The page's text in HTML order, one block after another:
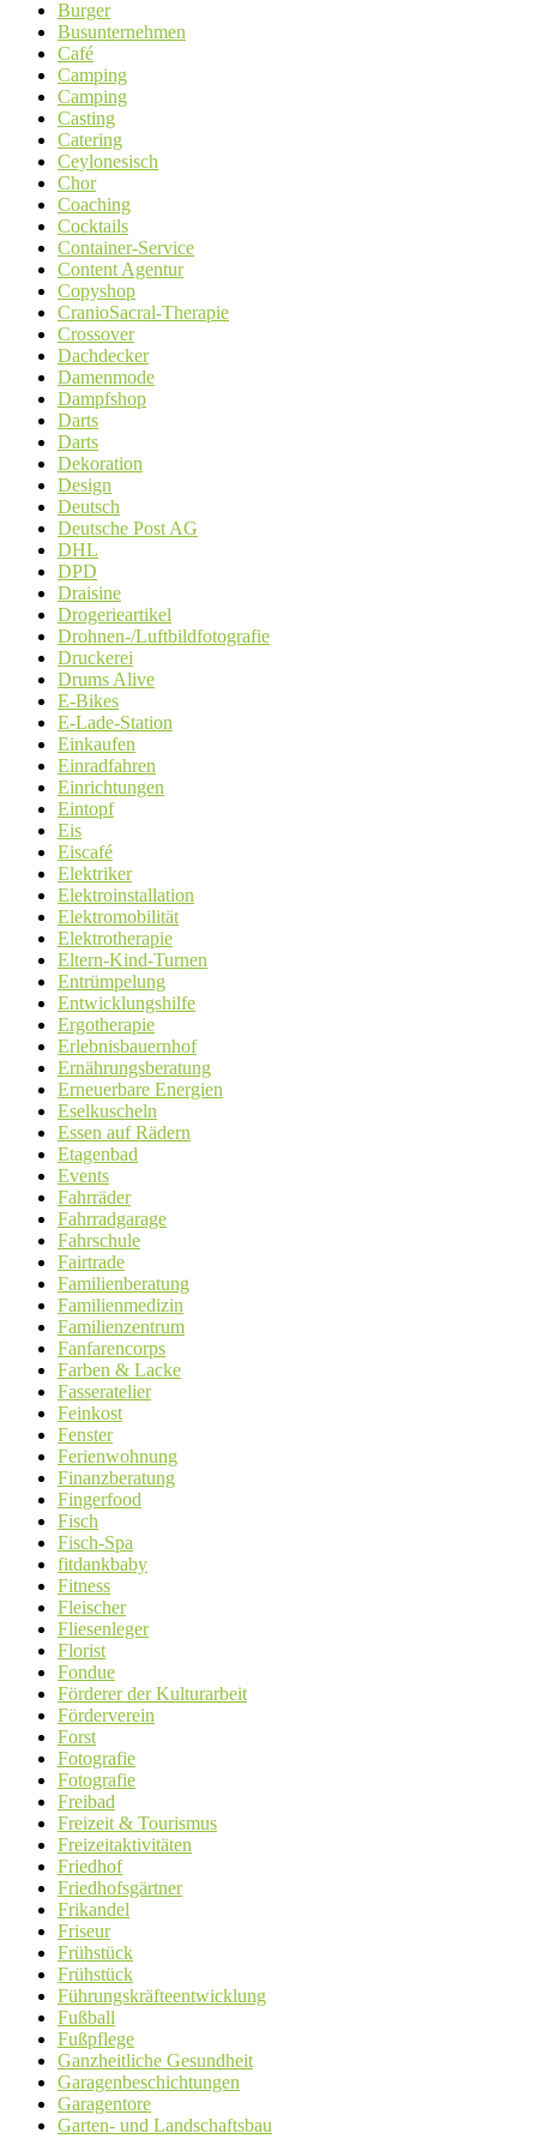
Burger
Busunternehmen
Café
Camping
Camping
Casting
Catering
Ceylonesisch
Chor
Coaching
Cocktails
Container-Service
Content Agentur
Copyshop
CranioSacral-Therapie
Crossover
Dachdecker
Damenmode
Dampfshop
Darts
Darts
Dekoration
Design
Deutsch
Deutsche Post AG
DHL
DPD
Draisine
Drogerieartikel
Drohnen-/Luftbildfotografie
Druckerei
Drums Alive
E-Bikes
E-Lade-Station
Einkaufen
Einradfahren
Einrichtungen
Eintopf
Eis
Eiscafé
Elektriker
Elektroinstallation
Elektromobilität
Elektrotherapie
Eltern-Kind-Turnen
Entrümpelung
Entwicklungshilfe
Ergotherapie
Erlebnisbauernhof
Ernährungsberatung
Erneuerbare Energien
Eselkuscheln
Essen auf Rädern
Etagenbad
Events
Fahrräder
Fahrradgarage
Fahrschule
Fairtrade
Familienberatung
Familienmedizin
Familienzentrum
Fanfarencorps
Farben & Lacke
Fasseratelier
Feinkost
Fenster
Ferienwohnung
Finanzberatung
Fingerfood
Fisch
Fisch-Spa
fitdankbaby
Fitness
Fleischer
Fliesenleger
Florist
Fondue
Förderer der Kulturarbeit
Förderverein
Forst
Fotografie
Fotografie
Freibad
Freizeit & Tourismus
Freizeitaktivitäten
Friedhof
Friedhofsgärtner
Frikandel
Friseur
Frühstück
Frühstück
Führungskräfteentwicklung
Fußball
Fußpflege
Ganzheitliche Gesundheit
Garagenbeschichtungen
Garagentore
Garten- und Landschaftsbau